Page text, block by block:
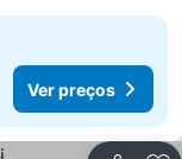
Ver preços